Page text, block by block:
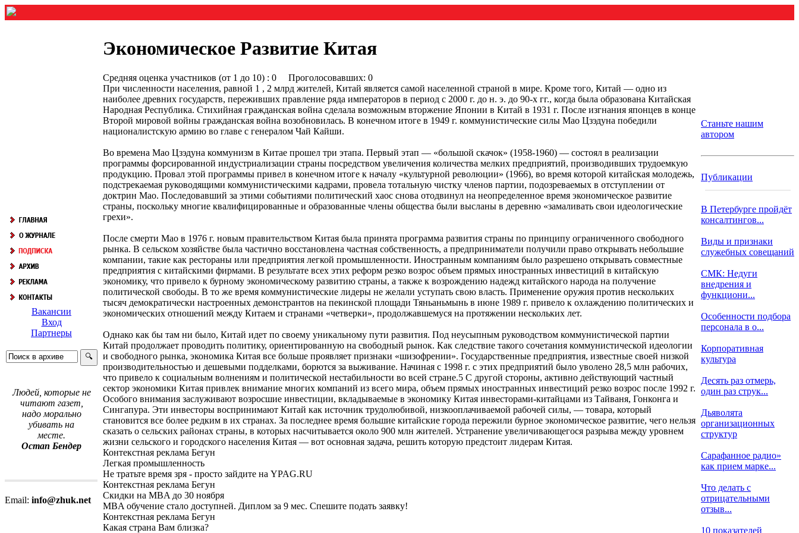
Вакансии
Вход
Партнеры
Людей, которые не
читают газет,
надо морально
убивать на
месте.
Остап Бендер
Email: info@zhuk.net
Экономическое Развитие Китая
Средняя оценка участников (от 1 до 10) : 0 Проголосовавших: 0
При численности населения, равной 1 , 2 млрд жителей, Китай является самой населенной страной в мире. Кроме того, Китай — одно из
наиболее древних государств, переживших правление ряда императоров в период с 2000 г. до н. э. до 90-х гг., когда была образована Китайская
Народная Республика. Стихийная гражданская война сделала возможным вторжение Японии в Китай в 1931 г. После изгнания японцев в конце
Второй мировой войны гражданская война возобновилась. В конечном итоге в 1949 г. коммунистические силы Мао Цзэдуна победили
националистскую армию во главе с генералом Чай Кайши.
Во времена Мао Цзэдуна коммунизм в Китае прошел три этапа. Первый этап — «большой скачок» (1958-1960) — состоял в реализации
программы форсированной индустриализации страны посредством увеличения количества мелких предприятий, производивших трудоемкую
продукцию. Провал этой программы привел в конечном итоге к началу «культурной революции» (1966), во время которой китайская молодежь,
подстрекаемая руководящими коммунистическими кадрами, провела тотальную чистку членов партии, подозреваемых в отступлении от
доктрин Мао. Последовавший за этими событиями политический хаос снова отодвинул на неопределенное время экономическое развитие
страны, поскольку многие квалифицированные и образованные члены общества были высланы в деревню «замаливать свои идеологические
грехи».
После смерти Мао в 1976 г. новым правительством Китая была принята программа развития страны по принципу ограниченного свободного
рынка. В сельском хозяйстве была частично восстановлена частная собственность, а предприниматели получили право открывать небольшие
компании, такие как рестораны или предприятия легкой промышленности. Иностранным компаниям было разрешено открывать совместные
предприятия с китайскими фирмами. В результате всех этих реформ резко возрос объем прямых иностранных инвестиций в китайскую
экономику, что привело к бурному экономическому развитию страны, а также к возрождению надежд китайского народа на получение
политической свободы. В то же время коммунистические лидеры не желали уступать свою власть. Применение оружия против нескольких
тысяч демократически настроенных демонстрантов на пекинской площади Тяньаньмынь в июне 1989 г. привело к охлаждению политических и
экономических отношений между Китаем и странами «четверки», продолжавшемуся на протяжении нескольких лет.
Однако как бы там ни было, Китай идет по своему уникальному пути развития. Под неусыпным руководством коммунистической партии
Китай продолжает проводить политику, ориентированную на свободный рынок. Как следствие такого сочетания коммунистической идеологии
и свободного рынка, экономика Китая все больше проявляет признаки «шизофрении». Государственные предприятия, известные своей низкой
производительностью и дешевыми подделками, борются за выживание. Начиная с 1998 г. с этих предприятий было уволено 28,5 млн рабочих,
что привело к социальным волнениям и политической нестабильности во всей стране.5 С другой стороны, активно действующий частный
сектор экономики Китая привлек внимание многих компаний из всего мира, объем прямых иностранных инвестиций резко возрос после 1992 г.
Особого внимания заслуживают возросшие инвестиции, вкладываемые в экономику Китая инвесторами-китайцами из Тайваня, Гонконга и
Сингапура. Эти инвесторы воспринимают Китай как источник трудолюбивой, низкооплачиваемой рабочей силы, — товара, который
становится все более редким в их странах. За последнее время большие китайские города пережили бурное экономическое развитие, чего нельзя
сказать о сельских районах страны, в которых насчитывается около 900 млн жителей. Устранение увеличивающегося разрыва между уровнем
жизни сельского и городского населения Китая — вот основная задача, решить которую предстоит лидерам Китая.
Контекстная реклама Бегун
Легкая промышленность
Не тратьте время зря - просто зайдите на YPAG.RU
Контекстная реклама Бегун
Скидки на MBA до 30 ноября
MBA обучение стало доступней. Диплом за 9 мес. Спешите подать заявку!
Контекстная реклама Бегун
Какая страна Вам близка?
Станьте нашим
автором
Публикации
В Петербурге пройдёт
консалтингов...
Виды и признаки
служебных совещаний
СМК: Недуги
внедрения и
функциони...
Особенности подбора
персонала в о...
Корпоративная
культура
Десять раз отмерь,
один раз струк...
Дьяволята
организационных
структур
Сарафанное радио»
как прием марке...
Что делать с
отрицательными
отзыв...
10 показателей